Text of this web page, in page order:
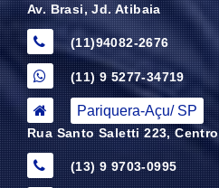
Av. Brasi, Jd. Atibaia
(11)94082-2676
(11) 9 5277-34719
Pariquera-Açu/ SP
Rua Santo Saletti 223, Centro
(13) 9 9703-0995